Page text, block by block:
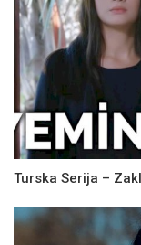
Turska Serija –